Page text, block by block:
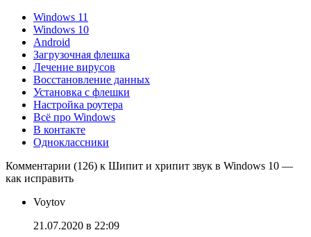
Windows 11
Windows 10
Android
Загрузочная флешка
Лечение вирусов
Восстановление данных
Установка с флешки
Настройка роутера
Всё про Windows
В контакте
Одноклассники
Комментарии (126) к Шипит и хрипит звук в Windows 10 —
как исправить
Voytov
21.07.2020 в 22:09